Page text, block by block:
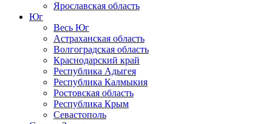
Ярославская область
Юг
Весь Юг
Астраханская область
Волгоградская область
Краснодарский край
Республика Адыгея
Республика Калмыкия
Ростовская область
Республика Крым
Севастополь